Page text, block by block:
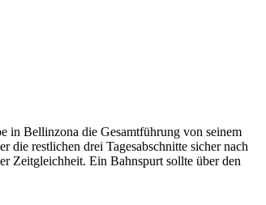
in Bellinzona die Gesamtführung von seinem
die restlichen drei Tagesabschnitte sicher nach
Zeitgleichheit. Ein Bahnspurt sollte über den